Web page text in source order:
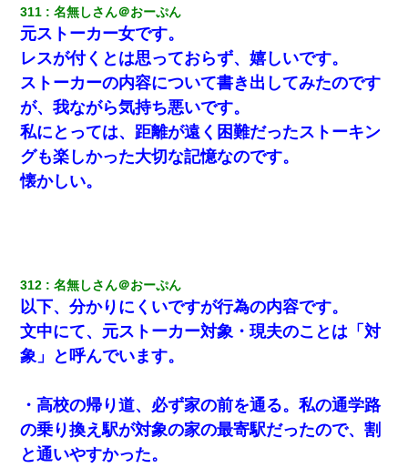
クラスで一人無口で誰とも話さない男子がいた。→修学旅行に来
なかったその男子に女子達がお土産を渡した。5分後…
10年ほど前、息子がまだ年中だった時に離婚したんだけど、一昨
年の暮れに突然息子が職場を訪ねてきた。
彼女(美人女医)にネックレスをプレゼント。「こんな安物を渡すく
らいなら、渡さないほうがマシだからね」→ ６０万したと話した
ら・・・
【不幸な結婚式】新郎親族「ブスのくせにドレスなんか着ちゃっ
てさ～ほんと恥ずかしいわよね～（大声」新郎両親「！！！（土
下座」→ 結果・・・
同じマンションに住んでる女性が鍵をわかりやすいところに隠し
「お前の父ちゃんは自宅警備員」とかからかわれたけど、実はと
んでもない仕事に就いていた
311 名無しさん＠おーぷん
元ストーカー女です。
レスが付くとは思っておらず、嬉しいです。
ストーカーの内容について書き出してみたのです
が、我ながら気持ち悪いです。
私にとっては、距離が遠く困難だったストーキン
グも楽しかった大切な記憶なのです。
懐かしい。
312 名無しさん＠おーぷん
以下、分かりにくいですが行為の内容です。
文中にて、元ストーカー対象・現夫のことは「対
象」と呼んでいます。
・高校の帰り道、必ず家の前を通る。私の通学路
の乗り換え駅が対象の家の最寄駅だったので、割
と通いやすかった。